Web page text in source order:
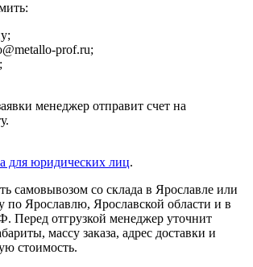
prof.ru;
менеджер отправит счет на
для юридических лиц.
самовывозом со склада в Ярославле или
по Ярославлю, Ярославской области и в
Перед отгрузкой менеджер уточнит
массу заказа, адрес доставки и
стоимость.